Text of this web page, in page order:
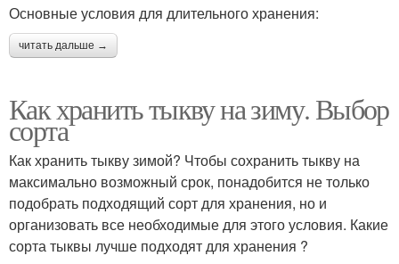
Основные условия для длительного хранения:
читать дальше →
Как хранить тыкву на зиму. Выбор
сорта
Как хранить тыкву зимой? Чтобы сохранить тыкву на
максимально возможный срок, понадобится не только
подобрать подходящий сорт для хранения, но и
организовать все необходимые для этого условия. Какие
сорта тыквы лучше подходят для хранения ?